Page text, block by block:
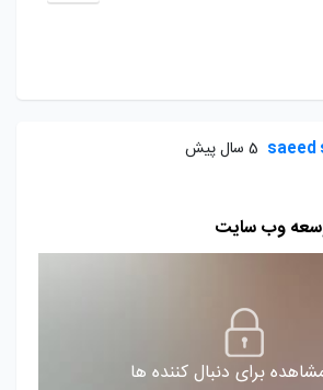
saeed 5 سال پیش
وب سایت
برای دنبال کننده ها